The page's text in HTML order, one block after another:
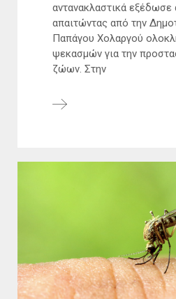
αντανακλαστικά εξέδωσε
απαιτώντας από την
Παπάγου Χολαργού
ψεκασμών για την
ζώων. Στην